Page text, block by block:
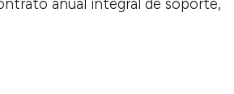
anual integral de soporte,